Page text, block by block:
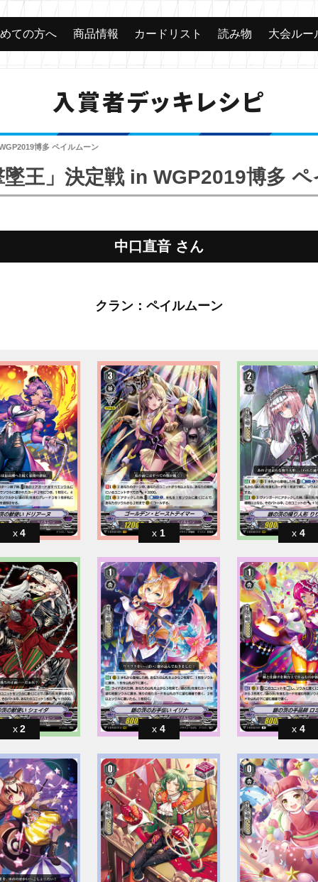
ての方へ 商品情報 カードリスト 読み物 大会ルー
入賞者デッキレシピ
博多 ペイルムーン
王」決定戦 in WGP2019博多
中口直音 さん
クラン：ペイルムーン
4 1 4
2 4 4